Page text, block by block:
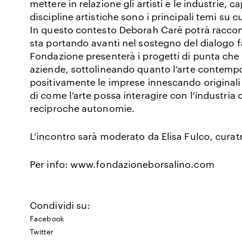
mettere in relazione gli artisti e le industrie,
discipline artistiche sono i principali temi su
In questo contesto Deborah Carè potrà
sta portando avanti nel sostegno del dialogo
Fondazione presenterà i progetti di punta
aziende, sottolineando quanto l’arte
positivamente le imprese innescando
di come l’arte possa interagire con
reciproche autonomie.
L’incontro sarà moderato da Elisa Fulco,
Per info: www.fondazioneborsalino.com
Condividi su:
Facebook
Twitter